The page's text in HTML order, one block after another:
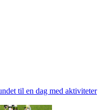
til en dag med aktiviteter